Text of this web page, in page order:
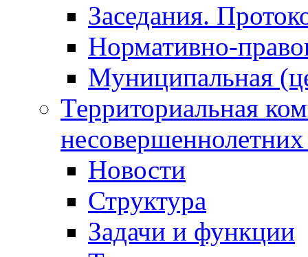
Заседания.
Нормативно-
Муниципальная
Территориальная
Новости
Структура
Задачи и функции